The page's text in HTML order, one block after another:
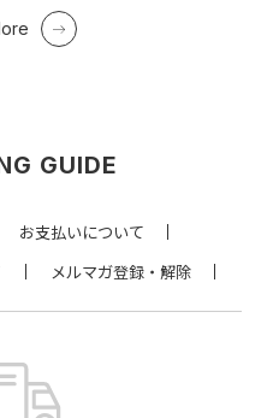
GUIDE
お支払いについて
メルマガ登録・解除